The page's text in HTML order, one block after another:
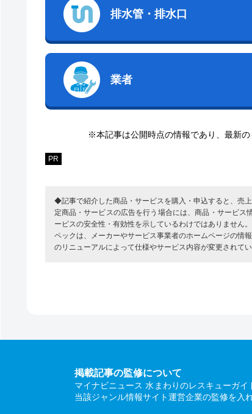
排水管・排水口
業者
※本記事は公開時点の情報であり、最新の
PR
◆記事で紹介した商品・サービスを購入・申込すると、売
定商品・サービスの広告を行う場合には、商品・サービ
ービスの安全性・有効性を示しているわけではありませ
ペックは、メーカーやサービス事業者のホームページの情
のリニューアルによって仕様やサービス内容が変更されて
掲載記事の監修について
マイナビニュース 水まわりのレスキューガ
当該ジャンル情報サイト運営企業の監修を入